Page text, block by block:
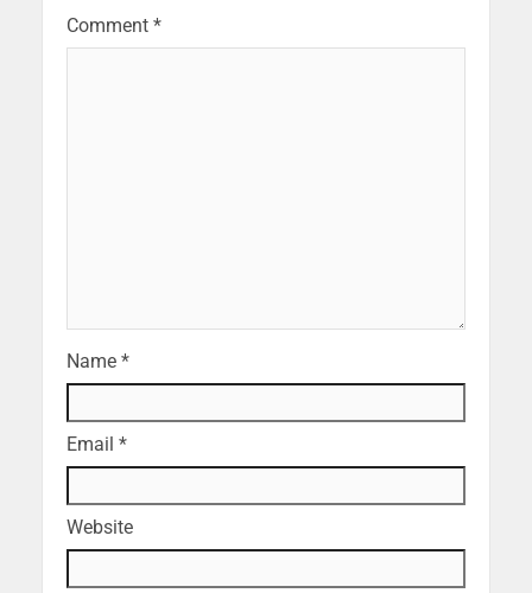
Comment *
Name *
Email *
Website